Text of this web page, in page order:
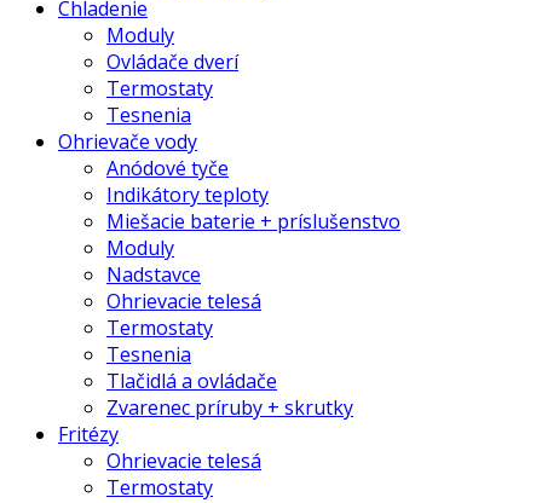
Chladenie
Moduly
Ovládače dverí
Termostaty
Tesnenia
Ohrievače vody
Anódové tyče
Indikátory teploty
Miešacie baterie + príslušenstvo
Moduly
Nadstavce
Ohrievacie telesá
Termostaty
Tesnenia
Tlačidlá a ovládače
Zvarenec príruby + skrutky
Fritézy
Ohrievacie telesá
Termostaty